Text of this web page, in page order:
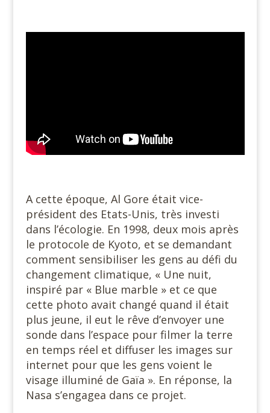
A cette époque, Al Gore était vice-
président des Etats-Unis, très investi
dans l’écologie. En 1998, deux mois après
le protocole de Kyoto, et se demandant
comment sensibiliser les gens au défi du
changement climatique, « Une nuit,
inspiré par « Blue marble » et ce que
cette photo avait changé quand il était
plus jeune, il eut le rêve d’envoyer une
sonde dans l’espace pour filmer la terre
en temps réel et diffuser les images sur
internet pour que les gens voient le
visage illuminé de Gaïa ». En réponse, la
Nasa s’engagea dans ce projet.